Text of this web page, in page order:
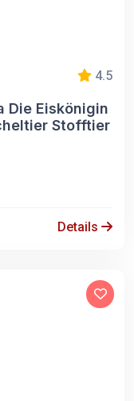
4.5
Die Eiskönigin
Stofftier
Details